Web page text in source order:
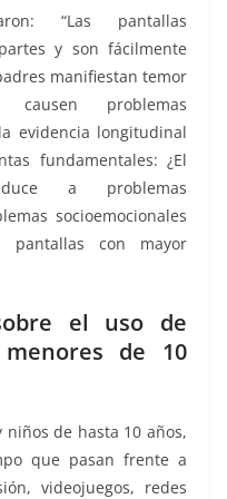
“Las pantallas
y son fácilmente
manifiestan temor
problemas
evidencia longitudinal
fundamentales: ¿El
a problemas
socioemocionales
con mayor
el uso de
de 10
de hasta 10 años,
que pasan frente a
videojuegos, redes